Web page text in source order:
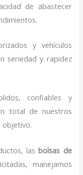
de abastecer
y vehículos
seriedad y rapidez
confiables y
total de nuestros
objetivo.
lasbolsas de
manejamos